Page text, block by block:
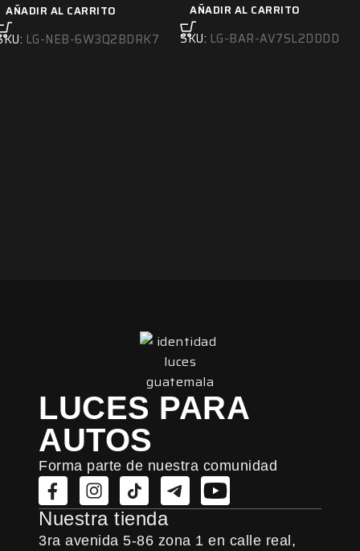
AÑADIR AL CARRITO
LG-NEB-6W3Q2BDRK7
AÑADIR AL CARRITO
SKU: LG-BAR-AV7SL2DDDD
LUCES PARA
AUTOS
Forma parte de nuestra comunidad
Nuestra tienda
3ra avenida 5-86 zona 1 en calle real,